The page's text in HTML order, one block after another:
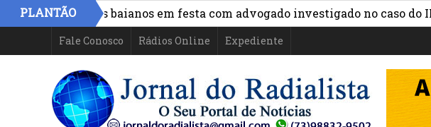
PLANTÃO
políticos baianos em festa com advogado investigado no caso do INSS »
Fale Conosco Rádios Online Expediente